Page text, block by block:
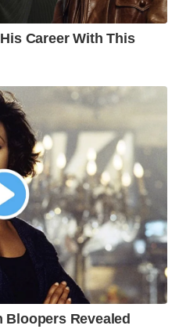
Career With This
Revealed